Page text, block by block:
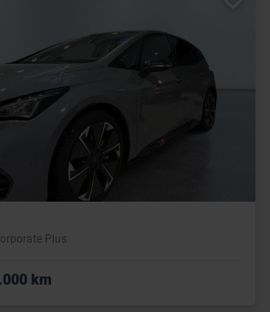
Plus
km